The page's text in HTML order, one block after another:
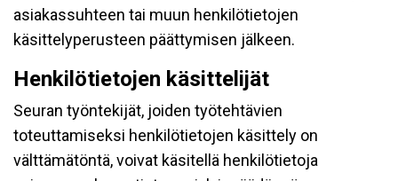
asiakassuhteen tai muun henkilötietojen
käsittelyperusteen päättymisen jälkeen.
Henkilötietojen käsittelijät
Seuran työntekijät, joiden työtehtävien
toteuttamiseksi henkilötietojen käsittely on
välttämätöntä, voivat käsitellä henkilötietoja